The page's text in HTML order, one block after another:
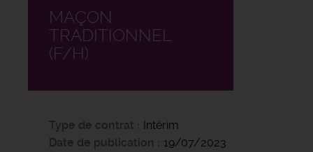
MAÇON
TRADITIONNEL
(F/H)
Type de contrat
Intérim
Date de publication
19/07/2023